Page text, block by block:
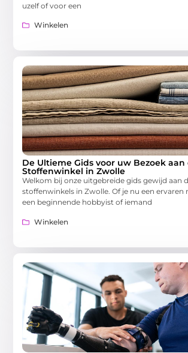
uzelf of voor een
Winkelen
De Ultieme Gids voor uw Bezoek aan
Stoffenwinkel in Zwolle
Welkom bij onze uitgebreide gids gewijd aan
stoffenwinkels in Zwolle. Of je nu een ervaren
een beginnende hobbyist of iemand
Winkelen